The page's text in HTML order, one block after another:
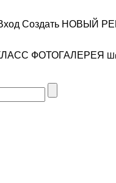
Создать НОВЫЙ
ФОТОГАЛЕРЕЯ